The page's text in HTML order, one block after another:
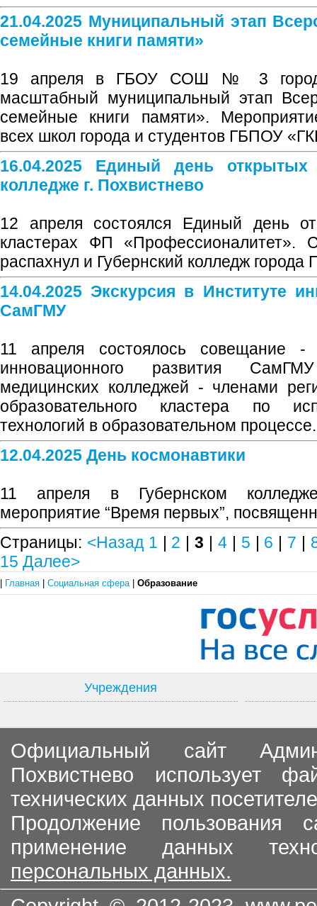
21.04.2025 Муниципальный этап
семейные книги памяти»
19 апреля в ГБОУ СОШ № 3
масштабный муниципальный этап
семейные книги памяти».
всех школ города и студентов ГБПОУ
16.04.2025 Единый день
колледже г. Похвистнево
12 апреля состоялся Единый день
кластерах ФП «Профессионалитет».
распахнул и Губернский колледж города
14.04.2025 Экскурсия в Институте
СамГМУ
11 апреля состоялось совещание -
инновационного развития
медицинских колледжей - членами
образовательного кластера по
технологий в образовательном процессе.
12.04.2025 День космонавтики
11 апреля в Губернском
мероприятие “Время первых”,
Страницы: <Назад 1 | 2 |3 | 4| 5 | 6 | 7 |
15 Далее>
Главная Социальная сфера Образование
Учреждения
Официальный сайт
Похвистнево использует
технических данных
Продолжение пользования
применение данных
персональных данных.